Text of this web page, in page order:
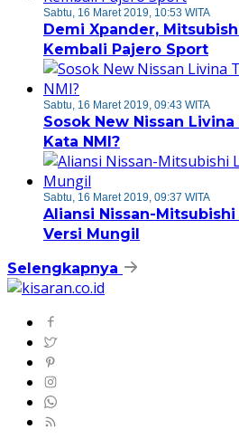
Sabtu, 16 Maret 2019, 10:53 WITA
Demi Xpander,
Kembali Pajero Sport
Sabtu, 16 Maret 2019, 09:43 WITA
Sosok New Nissan
Kata NMI?
Sabtu, 16 Maret 2019, 09:37 WITA
Aliansi Nissan-
Versi Mungil
Selengkapnya